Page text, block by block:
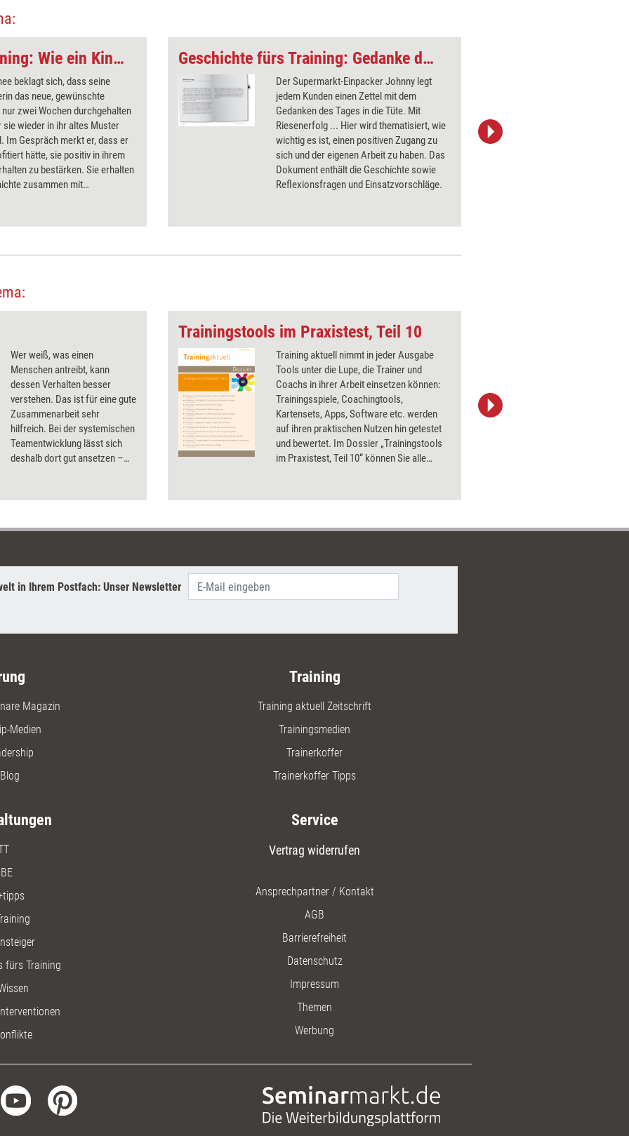
Geschichte fürs Training: Wie ein Kind laufen lernt
beklagt sich, dass seine
das neue, gewünschte
zwei Wochen durchgehalten
sie wieder in ihr altes Muster
Im Gespräch merkt er, dass er
hätte, sie positiv in ihrem
zu bestärken. Sie erhalten
zusammen mit
Geschichte fürs Training: Gedanke des Tages
Der Supermarkt-Einpacker Johnny legt
jedem Kunden einen Zettel mit dem
Gedanken des Tages in die Tüte. Mit
Riesenerfolg ... Hier wird thematisiert, wie
wichtig es ist, einen positiven Zugang zu
sich und der eigenen Arbeit zu haben. Das
Dokument enthält die Geschichte sowie
Reflexionsfragen und Einsatzvorschläge.
Wer weiß, was einen
Menschen antreibt, kann
dessen Verhalten besser
verstehen. Das ist für eine gute
Zusammenarbeit sehr
hilfreich. Bei der systemischen
Teamentwicklung lässt sich
deshalb dort gut ansetzen –
Intervention.
Trainingstools im Praxistest, Teil 10
Training aktuell nimmt in jeder Ausgabe
Tools unter die Lupe, die Trainer und
Coachs in ihrer Arbeit einsetzen können:
Trainingsspiele, Coachingtools,
Kartensets, Apps, Software etc. werden
auf ihren praktischen Nutzen hin getestet
und bewertet. Im Dossier „Trainingstools
im Praxistest, Teil 10“ können Sie alle
in Ihrem Postfach: Unser Newsletter
Magazin
Medien
Training
Training aktuell Zeitschrift
Trainingsmedien
Trainerkoffer
Trainerkoffer Tipps
fürs Training
Service
Vertrag widerrufen
Ansprechpartner / Kontakt
AGB
Barrierefreiheit
Datenschutz
Impressum
Themen
Werbung